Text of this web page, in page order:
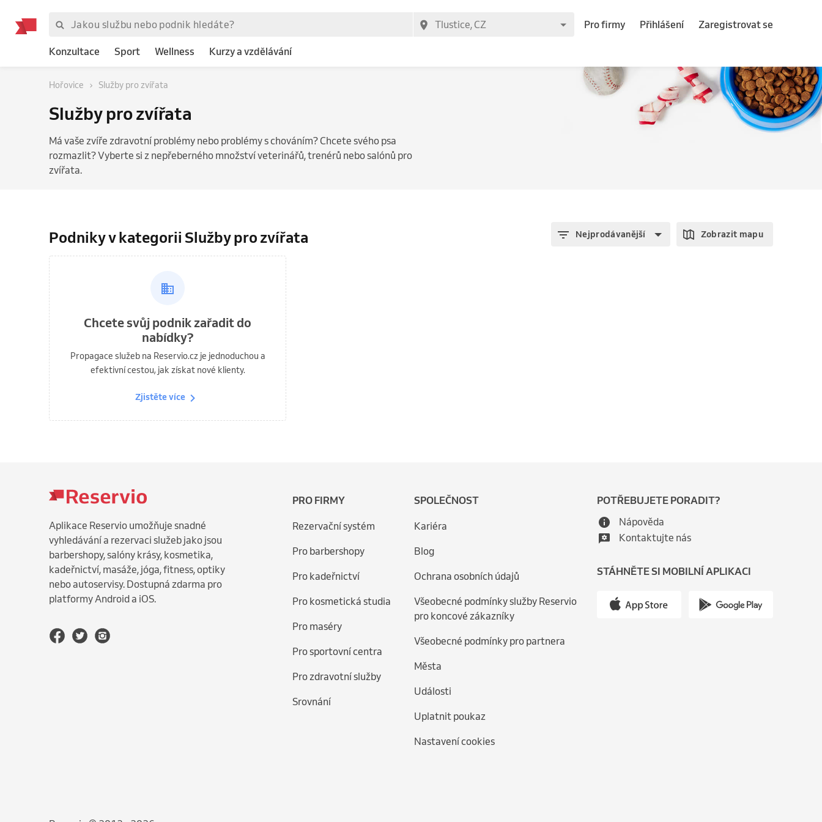
Pro firmy Přihlášení Zaregistrovat se
Konzultace Sport Wellness Kurzy a vzdělávání
Hořovice Služby pro zvířata
Služby pro zvířata
Má vaše zvíře zdravotní problémy nebo problémy s chováním? Chcete svého psa
rozmazlit? Vyberte si z nepřeberného množství veterinářů, trenérů nebo salónů pro
zvířata.
Podniky v kategorii Služby pro zvířata Nejprodávanější Zobrazit mapu
Chcete svůj podnik zařadit do
nabídky?
Propagace služeb na Reservio.cz je jednoduchou a
efektivní cestou, jak získat nové klienty.
Zjistěte více
Aplikace Reservio umožňuje snadné
vyhledávání a rezervaci služeb jako jsou
barbershopy, salóny krásy, kosmetika,
kadeřnictví, masáže, jóga, fitness, optiky
nebo autoservisy. Dostupná zdarma pro
platformy Android a iOS.
PRO FIRMY
Rezervační systém
Pro barbershopy
Pro kadeřnictví
Pro kosmetická studia
Pro maséry
Pro sportovní centra
Pro zdravotní služby
Srovnání
SPOLEČNOST
Kariéra
Blog
Ochrana osobních údajů
Všeobecné podmínky služby Reservio
pro koncové zákazníky
Všeobecné podmínky pro partnera
Města
Události
Uplatnit poukaz
Nastavení cookies
POTŘEBUJETE PORADIT?
Nápověda
Kontaktujte nás
STÁHNĚTE SI MOBILNÍ APLIKACI